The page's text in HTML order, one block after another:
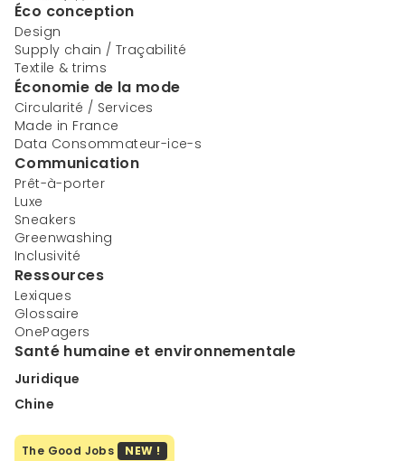
Éco conception
Design
Supply chain / Traçabilité
Textile & trims
Économie de la mode
Circularité / Services
Made in France
Data Consommateur-ice-s
Communication
Prêt-à-porter
Luxe
Sneakers
Greenwashing
Inclusivité
Ressources
Lexiques
Glossaire
OnePagers
Santé humaine et environnementale
Juridique
Chine
The Good Jobs NEW !